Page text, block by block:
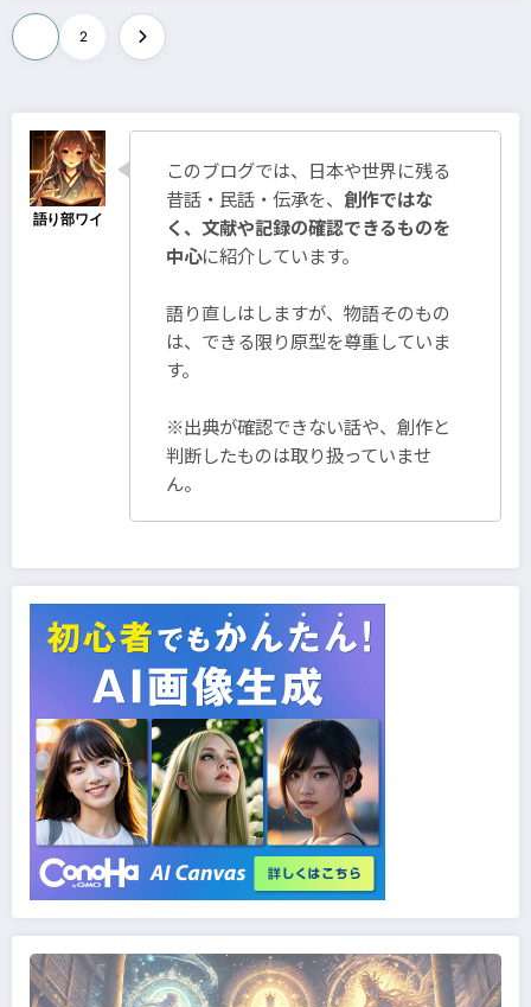
投
稿
の
ペ
ー
ジ
2
このブログでは、日本や世界に残る
昔話・民話・伝承を、 創作ではな
く、文献や記録の確認できるものを
中心に紹介しています。
語り直しはしますが、物語そのもの
は、できる限り原型を尊重していま
す。
※出典が確認できない話や、創作と
判断したものは取り扱っていませ
ん。